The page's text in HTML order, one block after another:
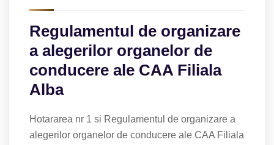
Regulamentul de organizare
a alegerilor organelor de
conducere ale CAA Filiala
Alba
Hotararea nr 1 si Regulamentul de organizare a
alegerilor organelor de conducere ale CAA Filiala